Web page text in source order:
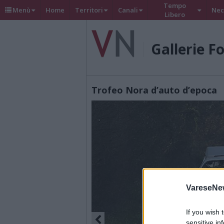
If you wish
sensitive
Menù Home Territori Canali
Tempo
Libero
Gallerie
Trofeo Nora d’auto d’epoca